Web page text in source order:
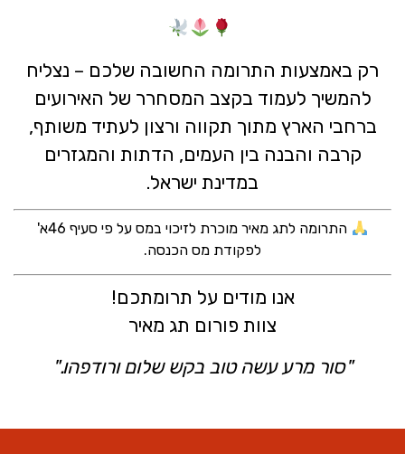
רק באמצעות התרומה החשובה שלכם – נצליח
להמשיך לעמוד בקצב המסחרר של האירועים
ברחבי הארץ מתוך תקווה ורצון לעתיד משותף,
קרבה והבנה בין העמים, הדתות והמגזרים
במדינת ישראל.
התרומה לתג מאיר מוכרת לזיכוי במס על פי סעיף 46א'
לפקודת מס הכנסה.
אנו מודים על תרומתכם!
צוות פורום תג מאיר
"סור מרע עשה טוב בקש שלום ורודפהו."